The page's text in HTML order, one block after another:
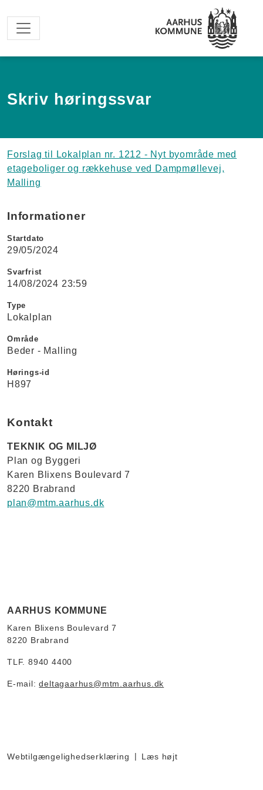
Skriv høringssvar
Forslag til Lokalplan nr. 1212 - Nyt byområde med
etageboliger og rækkehuse ved Dampmøllevej,
Malling
Informationer
Startdato
29/05/2024
Svarfrist
14/08/2024 23:59
Type
Lokalplan
Område
Beder - Malling
Hørings-id
H897
Kontakt
TEKNIK OG MILJØ
Plan og Byggeri
Karen Blixens Boulevard 7
8220 Brabrand
plan@mtm.aarhus.dk
AARHUS KOMMUNE
Karen Blixens Boulevard 7
8220 Brabrand
TLF. 8940 4400
E-mail:deltagaarhus@mtm.aarhus.dk
Webtilgængelighedserklæring Læs højt